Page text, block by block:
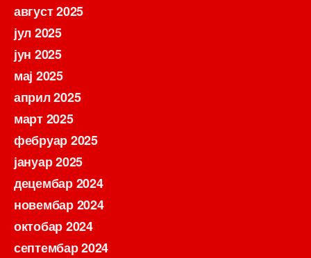
август 2025
јул 2025
јун 2025
мај 2025
април 2025
март 2025
фебруар 2025
јануар 2025
децембар 2024
новембар 2024
октобар 2024
септембар 2024